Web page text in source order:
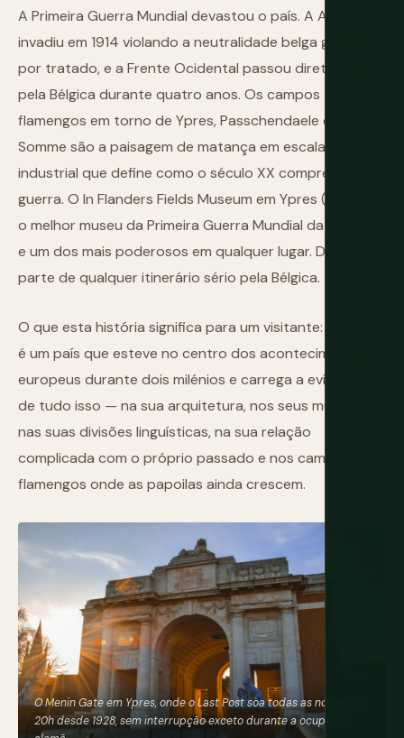
A Primeira Guerra Mundial devastou o país. A Alemanha
invadiu em 1914 violando a neutralidade belga garantida
por tratado, e a Frente Ocidental passou diretamente
pela Bélgica durante quatro anos. Os campos
flamengos em torno de Ypres, Passchendaele e do
Somme são a paisagem de matança em escala
industrial que define como o século XX compreendeu a
guerra. O In Flanders Fields Museum em Ypres (Ieper) é
o melhor museu da Primeira Guerra Mundial da Europa
e um dos mais poderosos em qualquer lugar. Deve fazer
parte de qualquer itinerário sério pela Bélgica.
O que esta história significa para um visitante: a Bélgica
é um país que esteve no centro dos acontecimentos
europeus durante dois milénios e carrega a evidência
de tudo isso — na sua arquitetura, nos seus museus,
nas suas divisões linguísticas, na sua relação
complicada com o próprio passado e nos campos
flamengos onde as papoilas ainda crescem.
O Menin Gate em Ypres, onde o Last Post soa todas as noites às
20h desde 1928, sem interrupção exceto durante a ocupação